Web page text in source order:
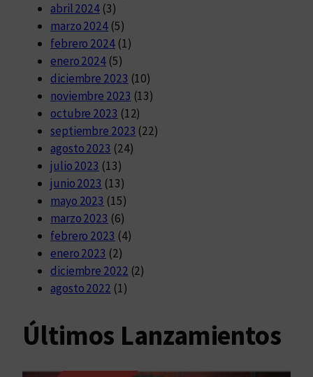
abril 2024 (3)
marzo 2024 (5)
febrero 2024(1)
enero 2024 (5)
diciembre 2023 (10)
noviembre 2023 (13)
octubre 2023 (12)
septiembre 2023 (22)
agosto 2023 (24)
julio 2023 (13)
junio 2023 (13)
mayo 2023 (15)
marzo 2023 (6)
febrero 2023 (4)
enero 2023 (2)
diciembre 2022 (2)
agosto 2022 (1)
Últimos Lanzamientos